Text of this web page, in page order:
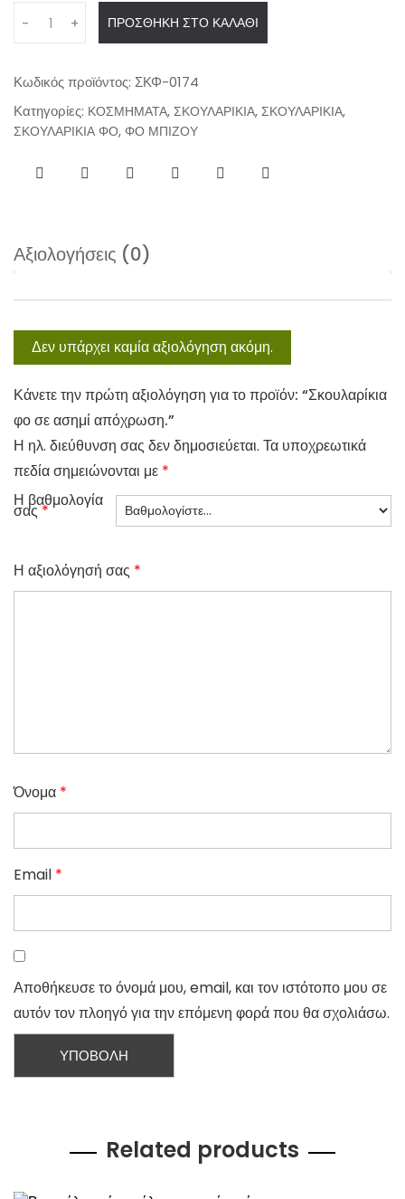
n
i
t
- + ΠΡΟΣΘΉΚΗ ΣΤΟ ΚΑΛΆΘΙ
Κωδικός προϊόντος: ΣΚΦ-0174
Κατηγορίες: ΚΟΣΜΗΜΑΤΑ, ΣΚΟΥΛΑΡΙΚΙΑ, ΣΚΟΥΛΑΡΙΚΙΑ,
ΣΚΟΥΛΑΡΙΚΙΑ ΦΟ, ΦΟ ΜΠΙΖΟΥ
Αξιολογήσεις (0)
Δεν υπάρχει καμία αξιολόγηση ακόμη.
Κάνετε την πρώτη αξιολόγηση για το προϊόν: “Σκουλαρίκια
φο σε ασημί απόχρωση.”
Η ηλ. διεύθυνση σας δεν δημοσιεύεται. Τα υποχρεωτικά
πεδία σημειώνονται με *
Η βαθμολογία
σας*
Η αξιολόγησή σας *
Όνομα *
Email *
Αποθήκευσε το όνομά μου, email, και τον ιστότοπο μου σε
αυτόν τον πλοηγό για την επόμενη φορά που θα σχολιάσω.
Related products